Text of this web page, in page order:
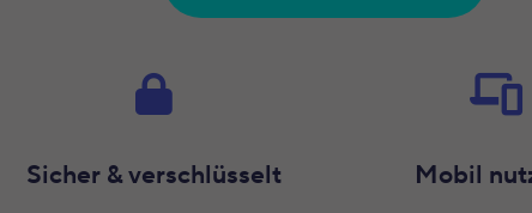
Sicher & verschlüsselt Mobil